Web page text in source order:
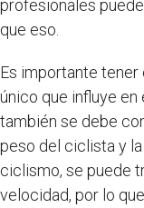
profesionales
que eso.
Es importante tener
único que influye
también se debe
peso del ciclista y
ciclismo, se puede
velocidad, por lo